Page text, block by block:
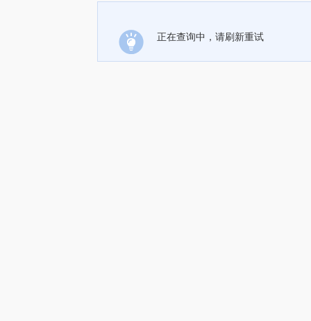
正在查询中，请刷新重试